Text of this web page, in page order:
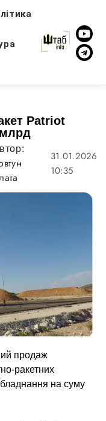
Patriot
млрд
31.01.2026
10:35
продаж
ракетних
на суму